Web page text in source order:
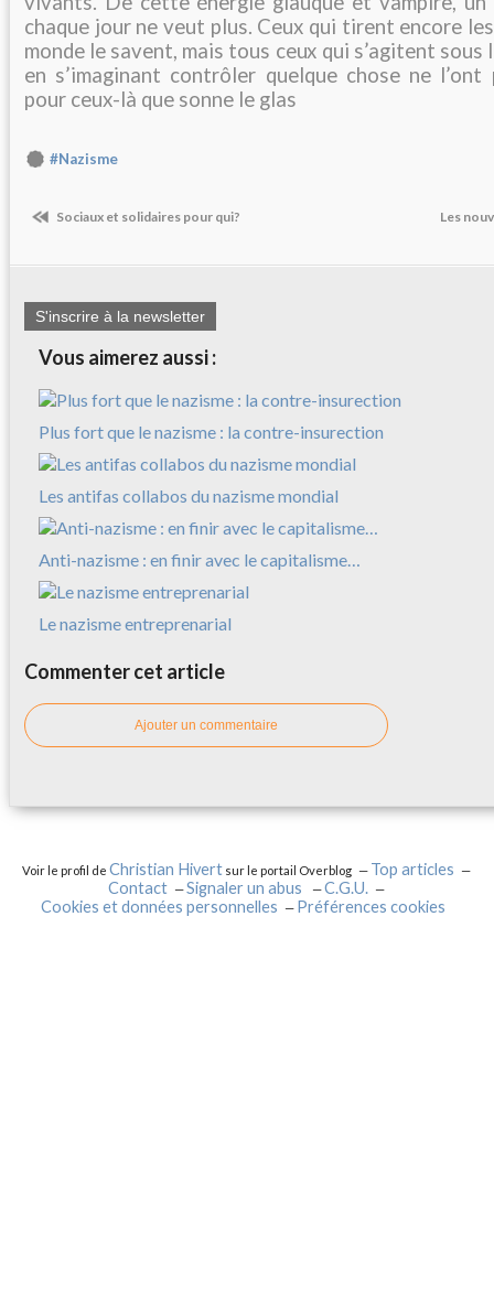
chaque jour ne veut plus. Ceux qui tirent encore
monde le savent, mais tous ceux qui s’agitent
en s’imaginant contrôler quelque chose ne l’ont
pour ceux-là que sonne le glas
#Nazisme
Sociaux et solidaires pour qui? Les
S'inscrire à la newsletter
Vous aimerez aussi :
Plus fort que le nazisme : la contre-insurection
Les antifas collabos du nazisme mondial
Anti-nazisme : en finir avec le capitalisme…
Le nazisme entreprenarial
Commenter cet article
Ajouter un commentaire
Voir le profil deChristian Hivert sur le portail Overblog
Top articles
Contact
Signaler un abus
C.G.U.
Cookies et données personnelles
Préférences cookies